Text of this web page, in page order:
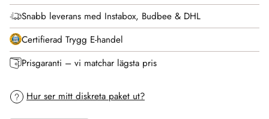
Snabb leverans med Instabox, Budbee & DHL
Certifierad Trygg E-handel
Prisgaranti – vi matchar lägsta pris
Hur ser mitt diskreta paket ut?